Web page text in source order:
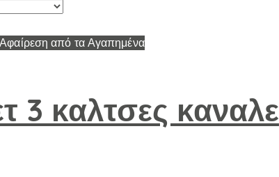
Αφαίρεση από τα Αγαπημένα
3 καλτσες καναλε